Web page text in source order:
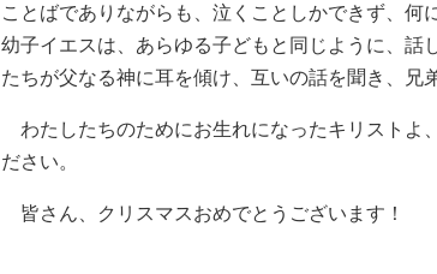
ことばでありながらも、泣くことしかできず、何
幼子イエスは、あらゆる子どもと同じように、話
たちが父なる神に耳を傾け、互いの話を聞き、兄
わたしたちのためにお生れになったキリストよ
ださい。
皆さん、クリスマスおめでとうございます！